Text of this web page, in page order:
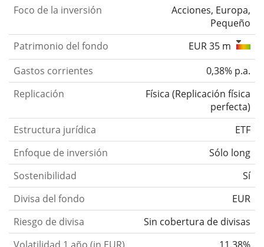
Foco de la inversión
Acciones, Europa,
Pequeño
Patrimonio del fondo
EUR 35 m
Gastos corrientes
0,38% p.a.
Replicación
Física (Replicación física
perfecta)
Estructura jurídica
ETF
Enfoque de inversión
Sólo long
Sostenibilidad
Sí
Divisa del fondo
EUR
Riesgo de divisa
Sin cobertura de divisas